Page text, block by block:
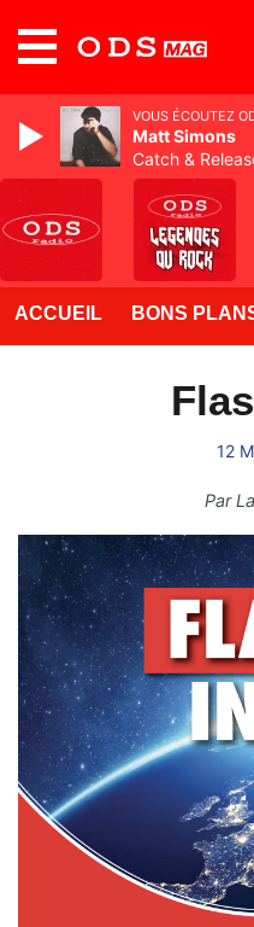
ACCUEIL BONS
12
Par
VOUS ÉCOUTEZ
Matt Simons
Catch &